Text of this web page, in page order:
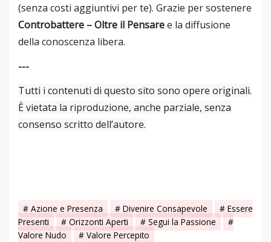
(senza costi aggiuntivi per te). Grazie per sostenere
Controbattere – Oltre il Pensaree la diffusione
della conoscenza libera.
---
Tutti i contenuti di questo sito sono opere originali.
È vietata la riproduzione, anche parziale, senza
consenso scritto dell’autore.
Azione e Presenza Divenire Consapevole
Essere
Presenti
Orizzonti Aperti
Segui la Passione
Valore Nudo
Valore Percepito